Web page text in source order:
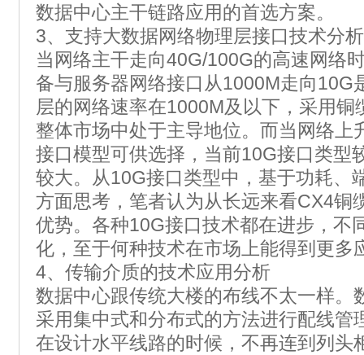
数据中心主干链路应用的首选方案。
3、支持大数据网络物理层接口技术分析
当网络主干走向40G/100G的高速网络
备与服务器网络接口从1000M走向10G
层的网络速率在1000M及以下，采用
整体市场中处于主导地位。而当网络上
接口模型可供选择，当前10G接口类型
较大。从10G接口类型中，基于功耗、
方面思考，笔者认为从长远来看CX4铜
优势。各种10G接口技术都在进步，不
化，至于何种技术在市场上能得到更多
4、传输介质的技术应用分析
数据中心跟传统大楼的布线不太一样。
采用集中式和分布式的方法进行配线管
在设计水平线路的时候，不再连到列头